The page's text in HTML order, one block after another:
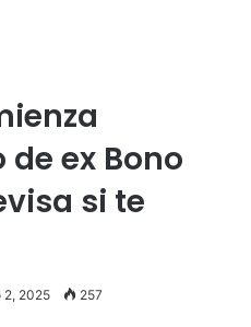
ex Bono
si te
2, 2025 257